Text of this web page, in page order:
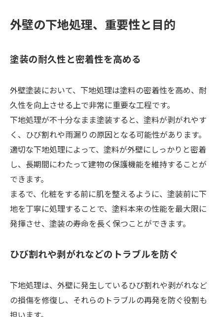
外壁の下地処理、重要性と目的
塗装の耐久性と密着性を高める
外壁塗装において、下地処理は塗料の密着性を高め、耐
久性を向上させる上で非常に重要な工程です。
下地処理が不十分なまま塗装すると、塗料が剥がれやす
く、ひび割れや雨漏りの原因となる可能性があります。
適切な下地処理によって、塗料が外壁にしっかりと密着
し、長期間にわたって建物の保護機能を維持することが
できます。
まるで、化粧をする前に肌を整えるように、塗装前に下
地を丁寧に処理することで、塗料本来の性能を最大限に
発揮させ、塗装の寿命を長く保つことができます。
ひび割れや剥がれなどのトラブルを防ぐ
下地処理は、外壁に発生しているひび割れや剥がれなど
の損傷を修復し、それらのトラブルの再発を防ぐ役割も